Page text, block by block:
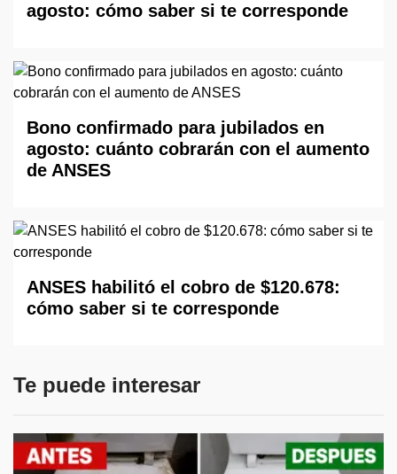
agosto: cómo saber si te corresponde
Bono confirmado para jubilados en
agosto: cuánto cobrarán con el aumento
de ANSES
ANSES habilitó el cobro de $120.678:
cómo saber si te corresponde
Te puede interesar